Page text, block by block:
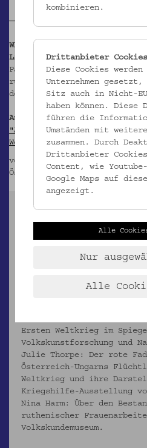
WEITERFÜHRENDE INFORMATIONEN
Literatur:
Pallestrang, Kathrin (Hg.):
ruthenischer Flüchtlinge im
der Sammlung des
Ausstellung:
"Arbeiten ruthenischer
Weltkrieg: Stick- und
von 30. April bis 2. November
Österreichischen Museum für
AUSSTELLUNGSKATALOG:
Pallestrang, Kathrin
Knüpfmuster ruthenischer
Volkskundemuseums Wien.
Ersten Weltkrieg im
Volkskunstforschung und
Julie Thorpe: Der rote
Österreich-Ungarns
Weltkrieg und ihre
Kriegshilfe-Ausstellung
Nina Harm: Über den
ruthenischer
Volkskundemuseum.
kombinieren.
Drittanbieter Cookies
Diese Cookies werden
Unternehmen
Sitz auch in Nicht-
haben können.
führen die
Umständen mit
zusammen. Durch
Drittanbieter
Content, wie
Google Maps auf
angezeigt.
Alle
Nur
Alle